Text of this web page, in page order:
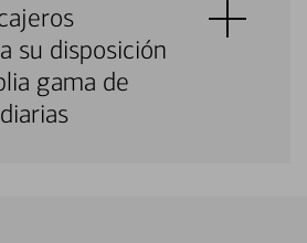
su disposición
gama de